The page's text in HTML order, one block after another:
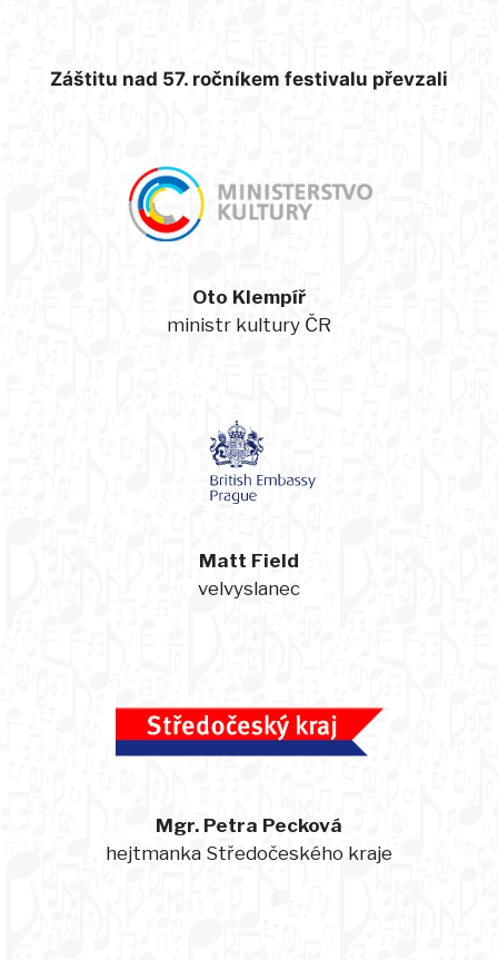
Záštitu nad 57. ročníkem festivalu převzali
Oto Klempíř
ministr kultury ČR
Matt Field
velvyslanec
Mgr. Petra Pecková
hejtmanka Středočeského kraje